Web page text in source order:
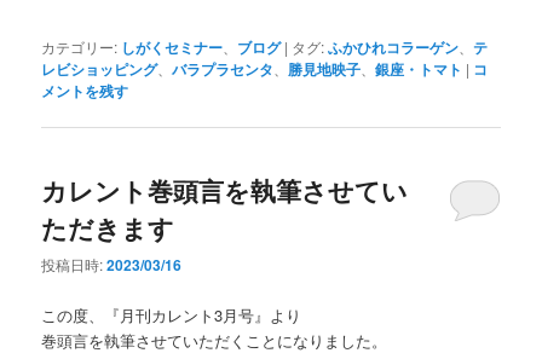
カテゴリー: しがくセミナー ブログ | タグ:ふかひれコラーゲン 、テ
レビショッピング、バラプラセンタ 勝見地映子 、銀座・トマト | コ
メントを残す
カレント巻頭言を執筆させてい
ただきます
投稿日時:2023/03/16
この度、『月刊カレント3月号』より
巻頭言を執筆させていただくことになりました。